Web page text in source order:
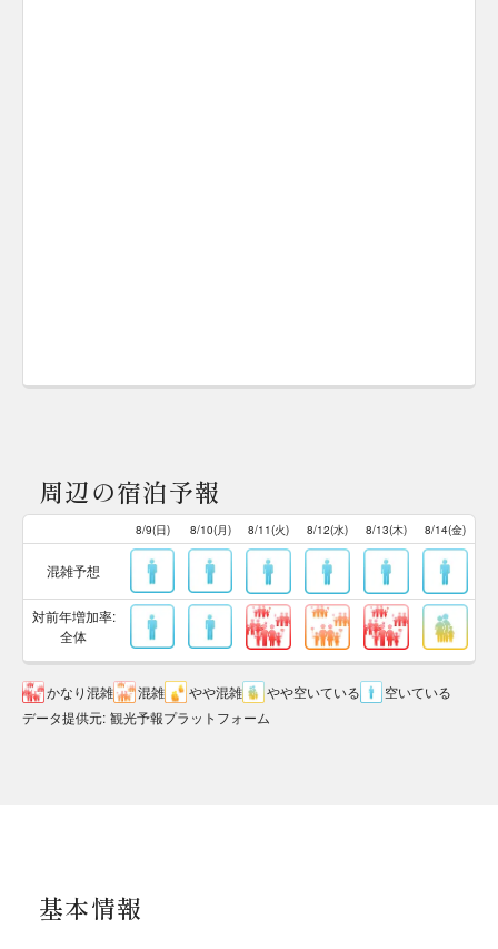
周辺の宿泊予報
8/9(日) 8/10(月) 8/11(火) 8/12(水) 8/13(木) 8/14(金)
混雑予想
対前年増加率:
全体
かなり混雑 混雑 やや混雑 やや空いている
空いている
データ提供元: 観光予報プラットフォーム
基本情報